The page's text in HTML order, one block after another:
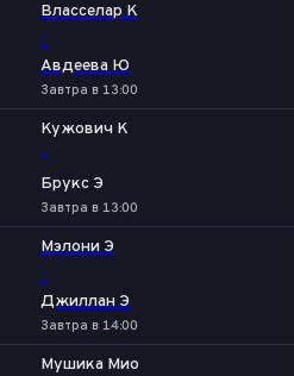
Власселар К
-
Авдеева Ю
Завтра в 13:00
Кужович К
-
Брукс Э
Завтра в 13:00
Мэлони Э
-
Джиллан Э
Завтра в 14:00
Мушика Мио